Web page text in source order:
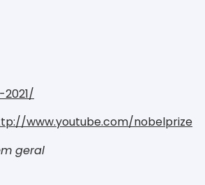
www.youtube.com/nobelprize
geral